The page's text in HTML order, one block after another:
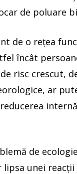
de poluare
de o rețea
încât
risc crescut,
ar
de
unei